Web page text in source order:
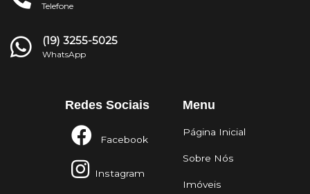
Telefone
(19) 3255-5025
WhatsApp
Redes Sociais
Facebook
Instagram
Menu
Página Inicial
Sobre Nós
Imóveis